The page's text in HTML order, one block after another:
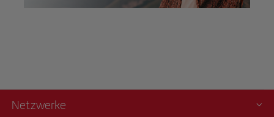
Netzwerke